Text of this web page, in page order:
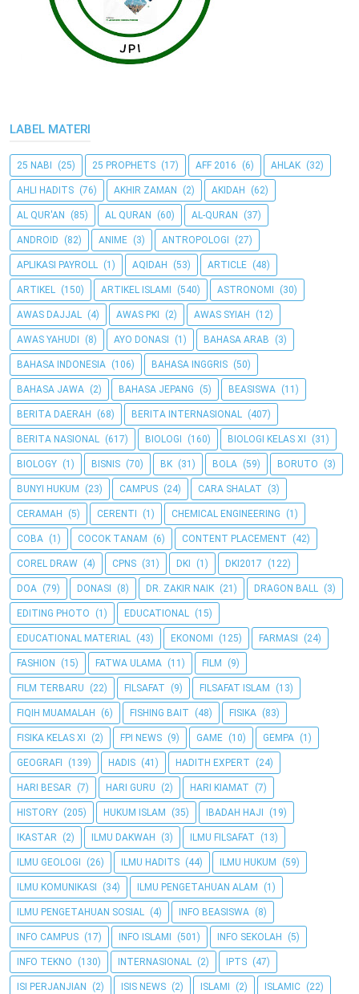
LABEL MATERI
25 NABI (25) 25 PROPHETS (17) AFF 2016 (6) AHLAK (32)
AHLI HADITS (76) AKHIR ZAMAN (2) AKIDAH (62)
AL QUR'AN (85) AL QURAN (60) AL-QURAN (37)
ANDROID (82) ANIME (3) ANTROPOLOGI (27)
APLIKASI PAYROLL (1) AQIDAH (53) ARTICLE (48)
ARTIKEL (150) ARTIKEL ISLAMI (540) ASTRONOMI (30)
AWAS DAJJAL (4) AWAS PKI (2) AWAS SYIAH (12)
AWAS YAHUDI (8) AYO DONASI (1) BAHASA ARAB (3)
BAHASA INDONESIA (106) BAHASA INGGRIS (50)
BAHASA JAWA (2) BAHASA JEPANG (5) BEASISWA (11)
BERITA DAERAH (68) BERITA INTERNASIONAL (407)
BERITA NASIONAL (617) BIOLOGI (160) BIOLOGI KELAS XI (31)
BIOLOGY (1) BISNIS (70) BK (31) BOLA (59) BORUTO (3)
BUNYI HUKUM (23) CAMPUS (24) CARA SHALAT (3)
CERAMAH (5) CERENTI (1) CHEMICAL ENGINEERING (1)
COBA (1) COCOK TANAM (6) CONTENT PLACEMENT (42)
COREL DRAW (4) CPNS (31) DKI (1) DKI2017 (122)
DOA (79) DONASI (8) DR. ZAKIR NAIK (21) DRAGON BALL (3)
EDITING PHOTO (1) EDUCATIONAL (15)
EDUCATIONAL MATERIAL (43) EKONOMI (125) FARMASI (24)
FASHION (15) FATWA ULAMA (11) FILM (9)
FILM TERBARU (22) FILSAFAT (9) FILSAFAT ISLAM (13)
FIQIH MUAMALAH (6) FISHING BAIT (48) FISIKA (83)
FISIKA KELAS XI (2) FPI NEWS (9) GAME (10) GEMPA (1)
GEOGRAFI (139) HADIS (41) HADITH EXPERT (24)
HARI BESAR (7) HARI GURU (2) HARI KIAMAT (7)
HISTORY (205) HUKUM ISLAM (35) IBADAH HAJI (19)
IKASTAR (2) ILMU DAKWAH (3) ILMU FILSAFAT (13)
ILMU GEOLOGI (26) ILMU HADITS (44) ILMU HUKUM (59)
ILMU KOMUNIKASI (34) ILMU PENGETAHUAN ALAM (1)
ILMU PENGETAHUAN SOSIAL (4) INFO BEASISWA (8)
INFO CAMPUS (17) INFO ISLAMI (501) INFO SEKOLAH (5)
INFO TEKNO (130) INTERNASIONAL (2) IPTS (47)
ISI PERJANJIAN (2) ISIS NEWS (2) ISLAMI (2) ISLAMIC (22)